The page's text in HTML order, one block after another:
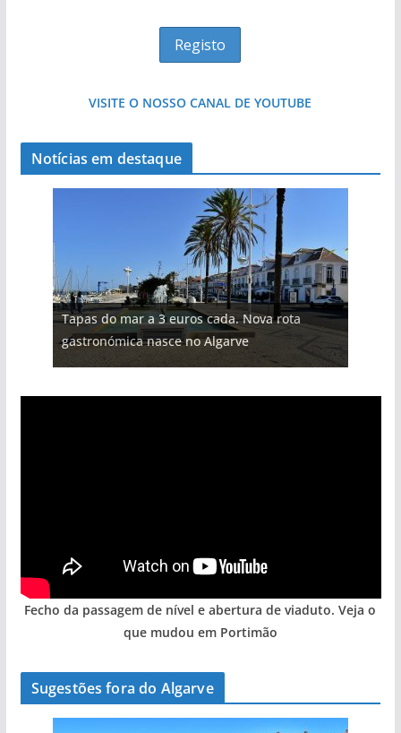
VISITE O NOSSO CANAL DE YOUTUBE
Notícias em destaque
Tapas do mar a 3 euros cada. Nova rota
gastronómica nasce no Algarve
Fecho da passagem de nível e abertura de viaduto. Veja o
que mudou em Portimão
Sugestões fora do Algarve